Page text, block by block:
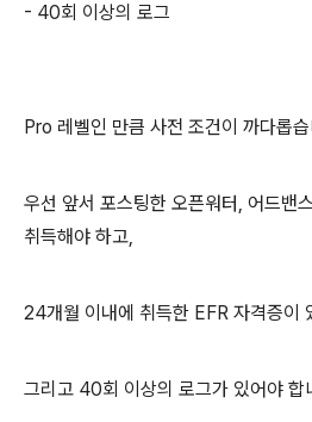
- 40회 이상의 로그
Pro 레벨인 만큼 사전 조건이 까다롭
우선 앞서 포스팅한 오픈워터, 어드밴
취득해야 하고,
24개월 이내에 취득한 EFR 자격증이
그리고 40회 이상의 로그가 있어야 합